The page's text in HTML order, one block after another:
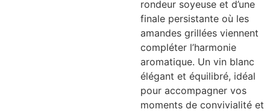
rondeur soyeuse et d’une
finale persistante où les
amandes grillées viennent
compléter l’harmonie
aromatique. Un vin blanc
élégant et équilibré, idéal
pour accompagner vos
moments de convivialité et